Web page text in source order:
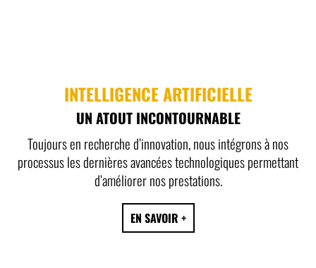
INTELLIGENCE ARTIFICIELLE
UN ATOUT INCONTOURNABLE
Toujours en recherche d’innovation, nous intégrons à nos
processus les dernières avancées technologiques permettant
d’améliorer nos prestations.
EN SAVOIR +